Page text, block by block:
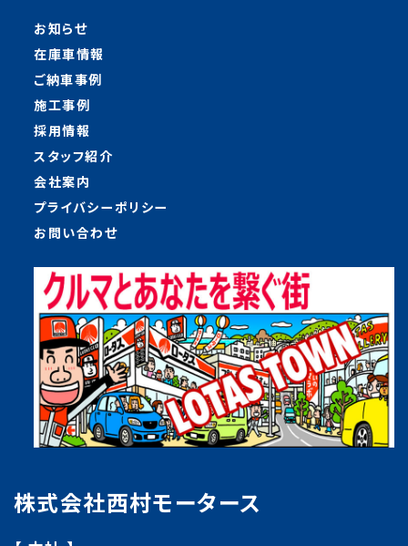
株式会社西村モータース
お知らせ
在庫車情報
ご納車事例
施工事例
採用情報
スタッフ紹介
会社案内
プライバシーポリシー
お問い合わせ